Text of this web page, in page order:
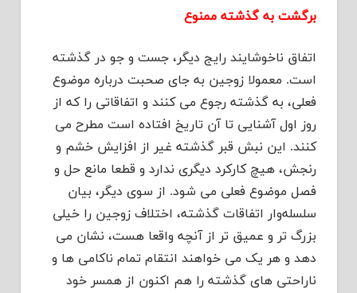
برگشت به گذشته ممنوع
اتفاق ناخوشایند رایج دیگر، جست و جو در گذشته
است. معمولا زوجین به جای صحبت درباره موضوع
فعلی، به گذشته رجوع می کنند و اتفاقاتی را که از
روز اول آشنایی تا آن تاریخ افتاده است مطرح می
کنند. این نبش قبر گذشته غیر از افزایش خشم و
رنجش، هیچ کارکرد دیگری ندارد و قطعا مانع حل و
فصل موضوع فعلی می شود. از سوی دیگر، بیان
سلسله‌وار اتفاقات گذشته، اختلاف زوجین را خیلی
بزرگ تر و عمیق تر از آنچه واقعا هست، نشان می
دهد و هر یک می خواهند انتقام تمام ناکامی ها و
ناراحتی های گذشته را هم اکنون از همسر خود